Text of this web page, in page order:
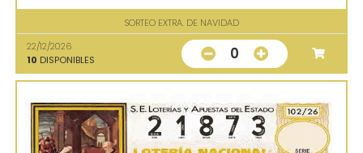
SORTEO EXTRA. DE NAVIDAD
22/12/2026
10 DISPONIBLES 0